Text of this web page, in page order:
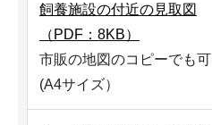
飼養施設の付近の見取図
（PDF：8KB）
市販の地図のコピーでも可
(A4サイズ）